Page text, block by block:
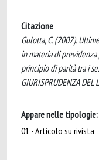
Citazione
Gulotta, C. (2007).
in materia di
principio di parità tra i
GIURISPRUDENZA
Appare nelle tipologie:
01 - Articolo su rivista